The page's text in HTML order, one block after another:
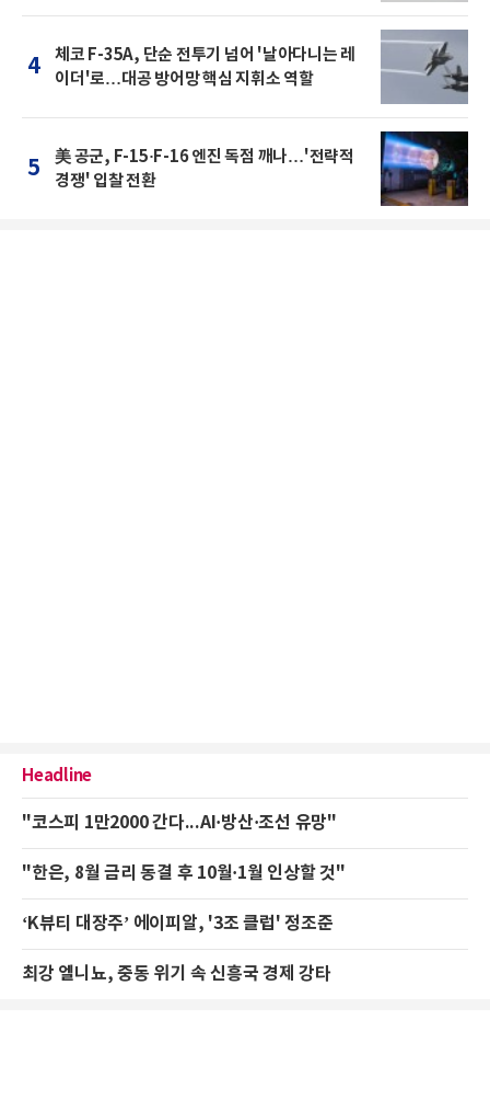
4
체코 F-35A, 단순 전투기 넘어 '날아다니는 레
이더'로…대공 방어망 핵심 지휘소 역할
5
美 공군, F-15·F-16 엔진 독점 깨나…'전략적
경쟁' 입찰 전환
Headline
"코스피 1만2000 간다...AI·방산·조선 유망"
"한은, 8월 금리 동결 후 10월·1월 인상할 것"
‘K뷰티 대장주’ 에이피알, '3조 클럽' 정조준
최강 엘니뇨, 중동 위기 속 신흥국 경제 강타